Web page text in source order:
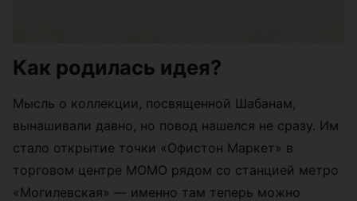
Как родилась идея?
Мысль о коллекции, посвященной Шабанам,
вынашивали давно, но повод нашелся не сразу. Им
стало открытие точки «Офистон Маркет» в
торговом центре МОМО рядом со станцией метро
«Могилевская» — именно там теперь можно